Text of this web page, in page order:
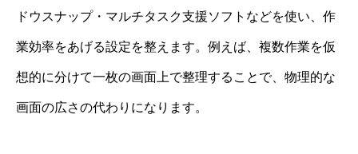
ドウスナップ・マルチタスク支援ソフトなどを使い、作
業効率をあげる設定を整えます。例えば、複数作業を仮
想的に分けて一枚の画面上で整理することで、物理的な
画面の広さの代わりになります。